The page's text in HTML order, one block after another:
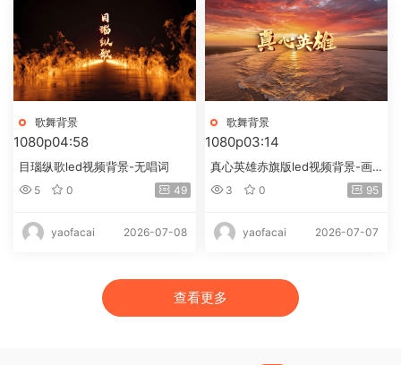
歌舞背景
1080p04:58
目瑙纵歌led视频背景-无唱词
5 0 49
yaofacai 2026-07-08
歌舞背景
1080p03:14
真心英雄赤旗版led视频背景-画
面有词
3 0 95
yaofacai 2026-07-07
查看更多